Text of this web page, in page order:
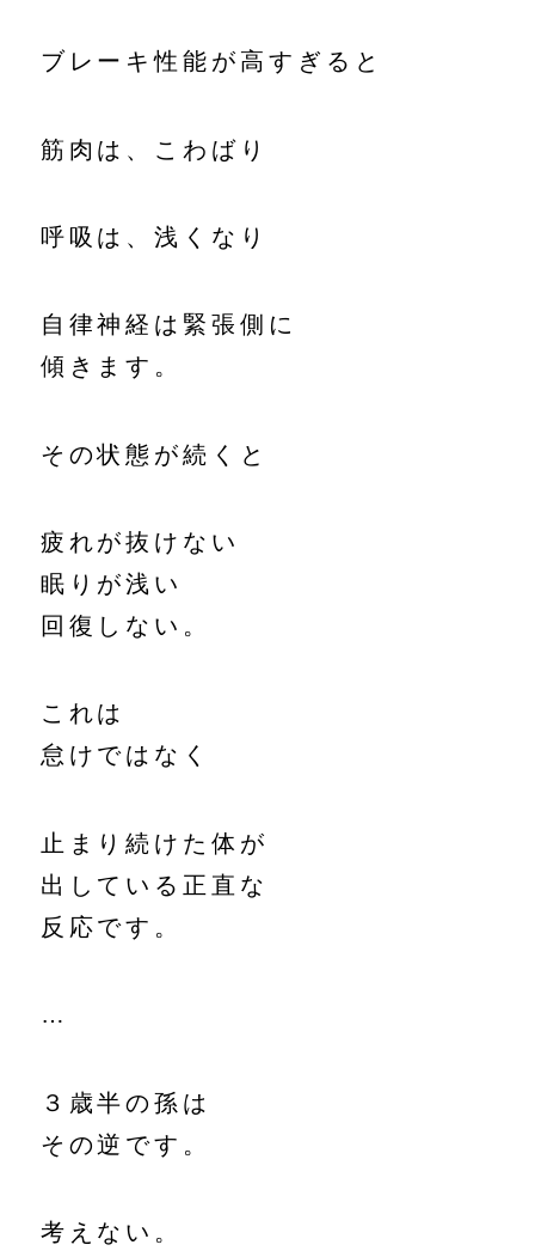
ブレーキ性能が高すぎると
筋肉は、こわばり
呼吸は、浅くなり
自律神経は緊張側に
傾きます。
その状態が続くと
疲れが抜けない
眠りが浅い
回復しない。
これは
怠けではなく
止まり続けた体が
出している正直な
反応です。
…
３歳半の孫は
その逆です。
考えない。